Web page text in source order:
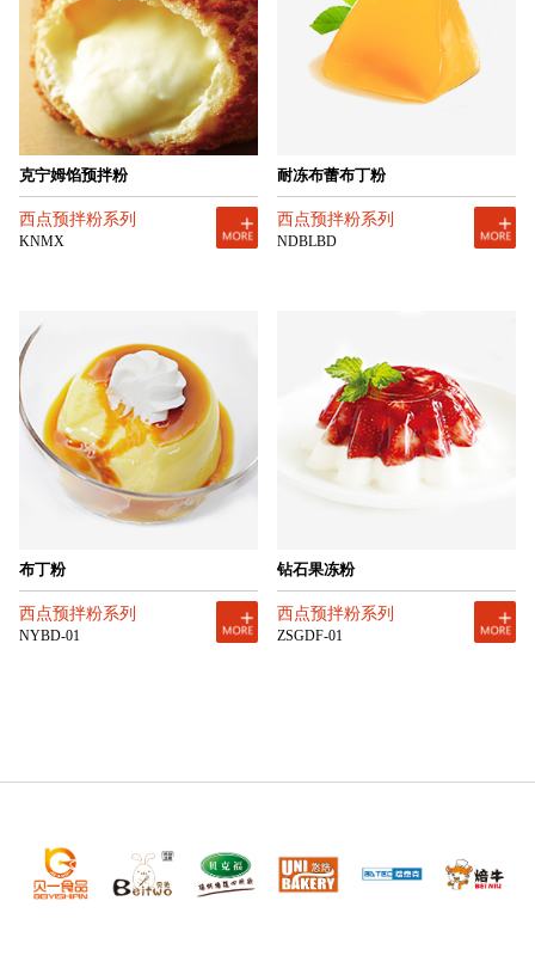
克宁姆馅预拌粉
西点预拌粉系列
KNMX
耐冻布蕾布丁粉
西点预拌粉系列
NDBLBD
布丁粉
西点预拌粉系列
NYBD-01
钻石果冻粉
西点预拌粉系列
ZSGDF-01